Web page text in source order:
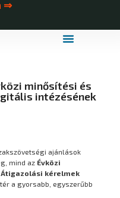
⇒
minősítési és
intézésének
ajánlások
mind az Évközi
Átigazolási kérelmek
a gyorsabb, egyszerűbb